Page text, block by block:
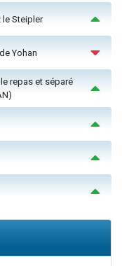
le Steipler
Yohan
repas et séparé